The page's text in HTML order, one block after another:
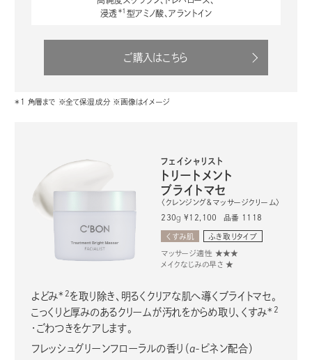
浸透 ＊1 型アミノ酸、アラントイン
ご購入はこちら
＊1 角層まで ※全て保湿成分 ※画像はイメージ
フェイシャリスト
トリートメント
ブライトマセ
〈クレンジング＆マッサージクリーム〉
230g ¥12,100 品番 1118
くすみ肌 ふき取りタイプ
マッサージ適性 ★★★
メイクなじみの早さ ★
よどみ＊2 を取り除き、明るくクリアな肌へ導くブライトマセ。
こっくりと厚みのあるクリームが汚れをからめ取り、くすみ＊2
・ごわつきをケアします。
フレッシュグリーンフローラルの香り（α-ピネン配合）